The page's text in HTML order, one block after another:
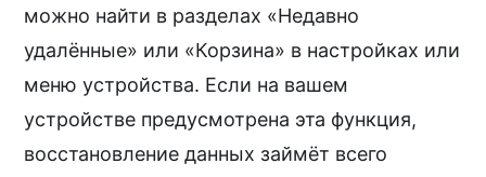
можно найти в разделах «Недавно
удалённые» или «Корзина» в настройках или
меню устройства. Если на вашем
устройстве предусмотрена эта функция,
восстановление данных займёт всего